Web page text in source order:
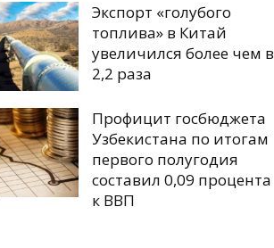
Экспорт «голубого
топлива» в Китай
увеличился более чем в
2,2 раза
Профицит госбюджета
Узбекистана по итогам
первого полугодия
составил 0,09 процента
к ВВП